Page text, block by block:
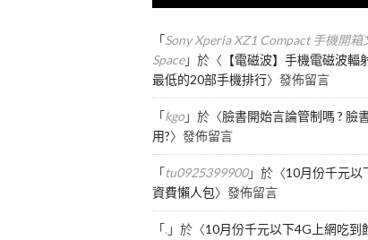
「Sony Xperia XZ1 Compact 手機開箱
Space」於〈 【電磁波】手機電磁波輻
最低的20部手機排行〉發佈留言
「kgo」於〈臉書開始言論管制嗎 ? 臉
用?〉發佈留言
「tu0925399900」於〈10月份千元以
資費懶人包〉發佈留言
「.」於〈10月份千元以下4G上網吃到